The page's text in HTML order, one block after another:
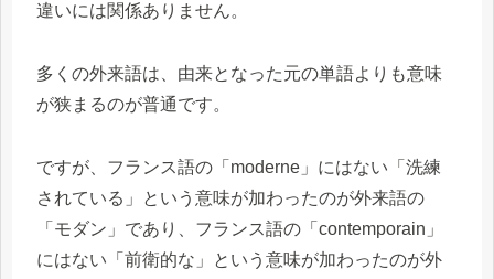
違いには関係ありません。
多くの外来語は、由来となった元の単語よりも意味
が狭まるのが普通です。
ですが、フランス語の「moderne」にはない「洗練
されている」という意味が加わったのが外来語の
「モダン」であり、フランス語の「contemporain」
にはない「前衛的な」という意味が加わったのが外